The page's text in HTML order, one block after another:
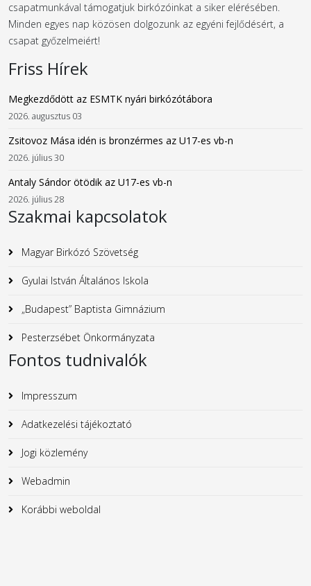
csapatmunkával támogatjuk birkózóinkat a siker elérésében.
Minden egyes nap közösen dolgozunk az egyéni fejlődésért, a
csapat győzelmeiért!
Friss Hírek
Megkezdődött az ESMTK nyári birkózótábora
2026. augusztus 03
Zsitovoz Mása idén is bronzérmes az U17-es vb-n
2026. július 30
Antaly Sándor ötödik az U17-es vb-n
2026. július 28
Szakmai kapcsolatok
Magyar Birkózó Szövetség
Gyulai István Általános Iskola
„Budapest” Baptista Gimnázium
Pesterzsébet Önkormányzata
Fontos tudnivalók
Impresszum
Adatkezelési tájékoztató
Jogi közlemény
Webadmin
Korábbi weboldal